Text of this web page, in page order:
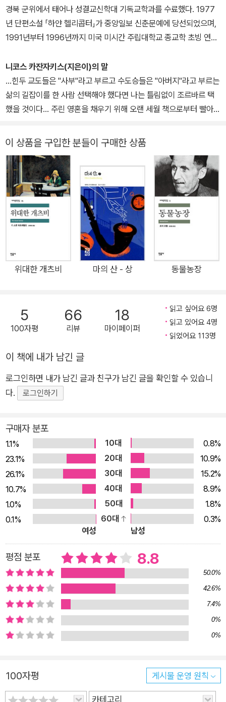
남겼는데, 일단 완성된 원고라도 몇 번 개작한 뒤 출판하곤 했다. 193
8년에 대표작 중 하나인 《오디세이아》를, 1946년에는 《그리스인 조
르바》를 발표했다. 1947년 유네스코에서 근무하다 이듬해 그만두고
샘 이상으로 오른쪽 눈의 시력을 잃었으나 문학 활동을 계속하며 《미
할리스 대장》을 출판했다. 그리스 정교회는 이 책의 내용 일부가 신성
모독을 범했다고 비판했다. 《최후의 유혹》도 그리스 정교회와 로마
가톨릭 양쪽에게서 비판당하고 로마 가톨릭 금서로 지정되었다. 195
악화되어 10월 26일에 숨을 거두었다.
경북 군위에서 태어나 성결교신학대 기독교학과를 수료했다. 1977
년 단편소설 「하얀 헬리콥터」가 중앙일보 신춘문예에 당선되었으며,
1991년부터 1996년까지 미국 미시간 주립대학교 종교학 초빙 연구
을, 2000년 소설집 『두물머리』로 대산 문학상을 수상했다. 소설집으
로 『하얀 헬리콥터』, 『외길보기 두길보기』, 『나비 넥타이』가 있으며
장편소설로 『하늘의 문』, 『사랑의 종자』, 『나무가 기도하는 집』이 있
다. 그 밖에 『어른의 학교』, 『무지개와 프리즘』, 『이윤기의 그리스 로
키치의 『기적의 시대』, 움베르토 에코의 『장미의 이름』, 『장미의 이름
작가 노트』, 『푸코의 진자』, 『전날의 섬』을 비롯해 칼 구스타프 융의
『인간과 상징』, 니코스 카잔차키스의 『미할리스 대장』 등 다수의 책
을 번역했다. 2010년 8월 27일 별세했다.
니코스 카잔자키스(지은이)의 말
...힌두 교도들은 "사부"라고 부르고 수도승들은 "아버지"라고 부르는
삶의 길잡이를 한 사람 선택해야 했다면 나는 틀림없이 조르바르 택
했을 것이다... 주린 영혼을 채우기 위해 오랜 세월 책으로부터 빨아들
량을 돌이켜 볼 때마다 책으로 보낸 세월이 억울해서 나는 격분과 마
이 상품을 구입한 분들이 구매한 상품
위대한 개츠비 마의 산 - 상 동물농장
5
100자평
66
리뷰
18
마이페이퍼
읽고 싶어요 6명
읽고 있어요 4명
읽었어요 113명
이 책에 내가 남긴 글
로그인하면 내가 남긴 글과 친구가 남긴 글을 확인할 수 있습니
다.
로그인하기
구매자 분포
1.1% 10대
0.8%
23.1%
20대
10.9%
26.1%
30대
15.2%
10.7%
40대
8.9%
1.0%
50대
1.8%
0.1%
60대
0.3%
여성
남성
평점 분포 8.8
50.0%
42.6%
7.4%
0%
0%
100자평 게시물 운영 원칙
카테고리